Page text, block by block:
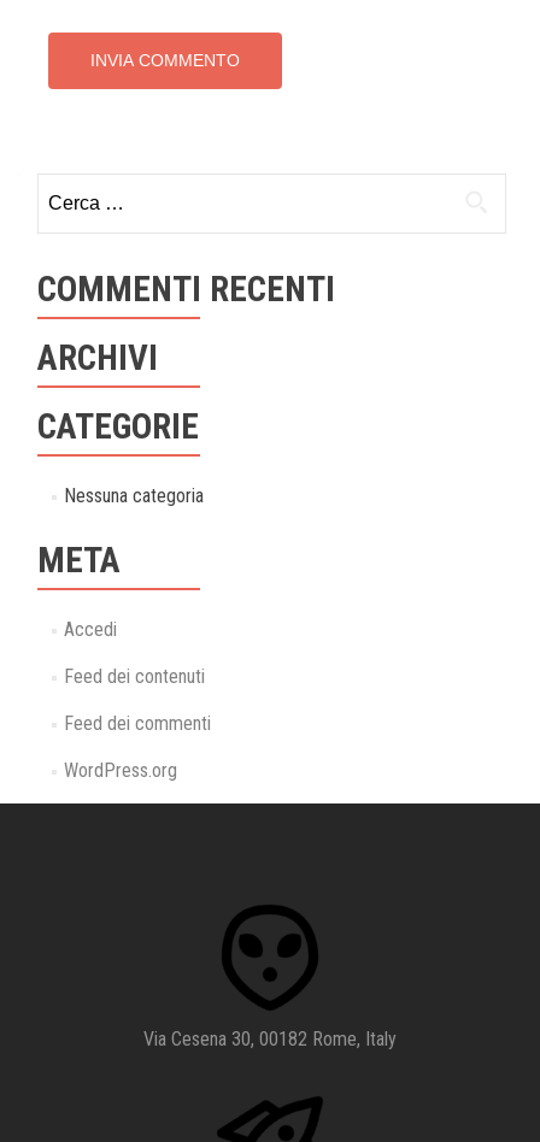
per:
COMMENTI RECENTI
ARCHIVI
CATEGORIE
Nessuna categoria
META
Accedi
Feed dei contenuti
Feed dei commenti
WordPress.org
Via Cesena 30, 00182 Rome, Italy